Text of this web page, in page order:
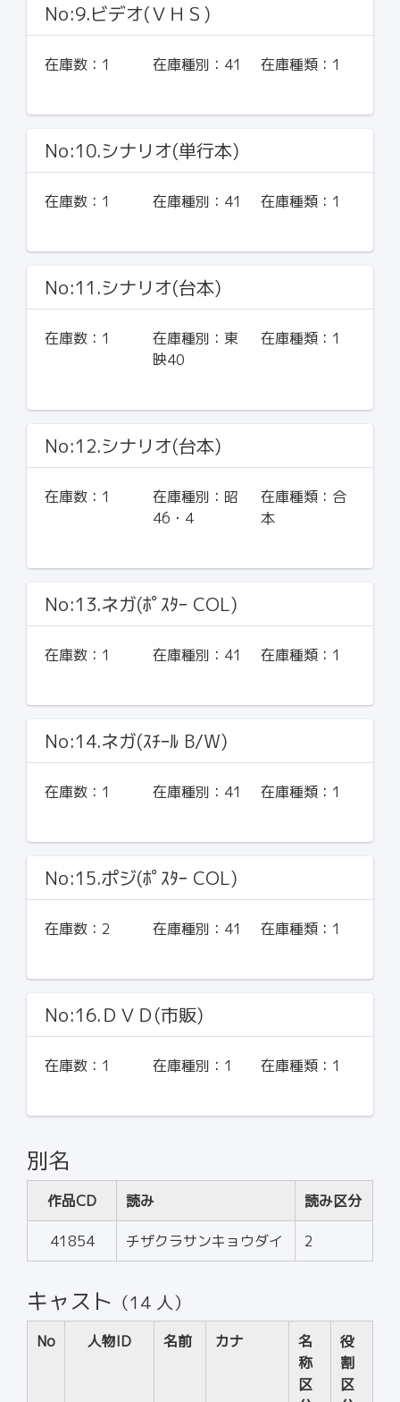
No:9.ビデオ(ＶＨＳ)
在庫数： 1 在庫種別： 41 在庫種類： 1
No:10.シナリオ(単行本)
在庫数： 1 在庫種別： 41 在庫種類： 1
No:11.シナリオ(台本)
在庫数： 1 在庫種別： 東
映40
在庫種類： 1
No:12.シナリオ(台本)
在庫数： 1 在庫種別： 昭
46・4
在庫種類： 合
本
No:13.ネガ(ﾎﾟｽﾀｰ COL)
在庫数： 1 在庫種別： 41 在庫種類： 1
No:14.ネガ(ｽﾁｰﾙ B/W)
在庫数： 1 在庫種別： 41 在庫種類： 1
No:15.ポジ(ﾎﾟｽﾀｰ COL)
在庫数： 2 在庫種別： 41 在庫種類： 1
No:16.ＤＶＤ(市販)
在庫数： 1 在庫種別： 1 在庫種類： 1
別名
作品CD 読み 読み区分
41854 チザクラサンキョウダイ 2
キャスト （14 人）
No 人物ID 名前 カナ
名
称
区
役
割
区